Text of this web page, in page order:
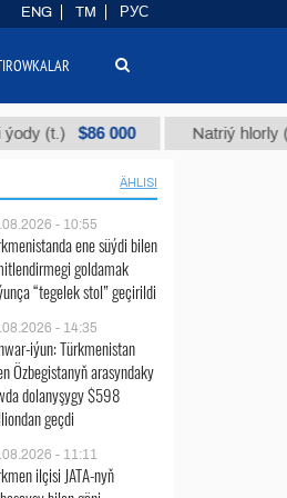
(t.) $86 000 Natriý hlorly
ÄHLISI
- 10:55
ene süýdi bilen
goldamak
“tegelek stol” geçirildi
- 14:35
iýun: Türkmenistan
Özbegistanyň arasyndaky
dolanyşygy $598
geçdi
- 11:11
ilçisi JATA-nyň
ENG TM РУС